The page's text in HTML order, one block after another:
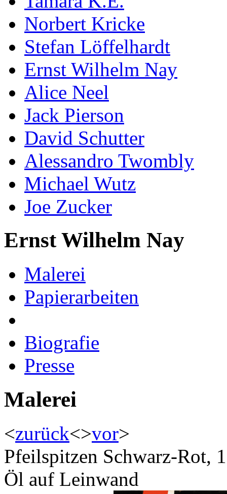
Norbert Kricke
Stefan Löffelhardt
Ernst Wilhelm Nay
Alice Neel
Jack Pierson
David Schutter
Alessandro Twombly
Michael Wutz
Joe Zucker
Ernst Wilhelm Nay
Malerei
Papierarbeiten
Biografie
Presse
Malerei
<zurück<>vor>
Pfeilspitzen Schwarz-Rot,
Öl auf Leinwand